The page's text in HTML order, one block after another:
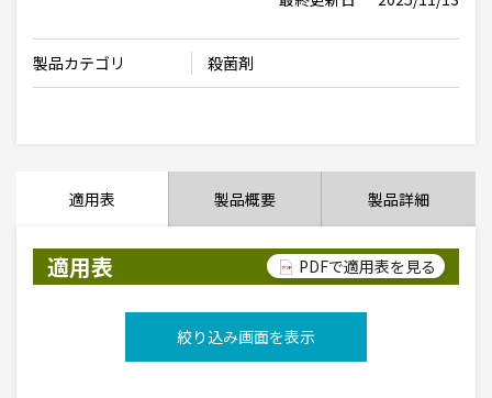
製品カテゴリ 殺菌剤
適用表 製品概要 製品詳細
適用表 PDFで適用表を見る
絞り込み画面を表示